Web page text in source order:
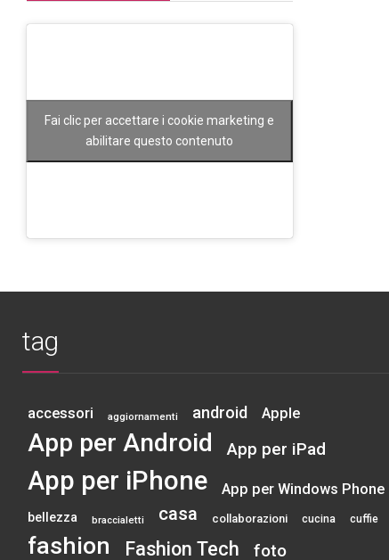
Fai clic per accettare i cookie marketing e
abilitare questo contenuto
tag
accessori aggiornamenti android Apple
App per Android App per iPad
App per iPhone App per Windows Phone
bellezza braccialetti casa collaborazioni cucina cuffie
fashion Fashion Tech foto